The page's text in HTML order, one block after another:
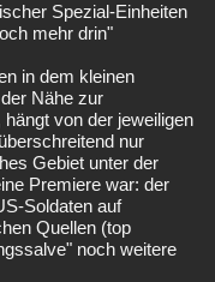
Spezial-Einheiten
mehr drin"
in dem kleinen
Nähe zur
von der jeweiligen
nur
Gebiet unter der
Premiere war: der
Soldaten auf
Quellen (top
noch weitere